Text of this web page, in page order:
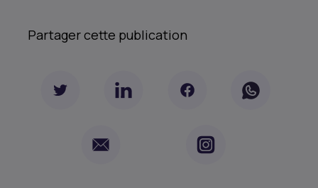
Partager cette publication